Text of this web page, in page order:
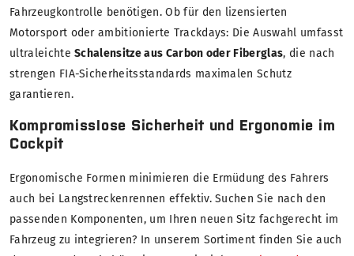
Fahrzeugkontrolle benötigen. Ob für den lizensierten
Motorsport oder ambitionierte Trackdays: Die Auswahl umfasst
ultraleichteSchalensitze aus Carbon oder Fiberglas, die nach
strengen FIA-Sicherheitsstandards maximalen Schutz
garantieren.
Kompromisslose Sicherheit und Ergonomie im
Cockpit
Ergonomische Formen minimieren die Ermüdung des Fahrers
auch bei Langstreckenrennen effektiv. Suchen Sie nach den
passenden Komponenten, um Ihren neuen Sitz fachgerecht im
Fahrzeug zu integrieren? In unserem Sortiment finden Sie auch